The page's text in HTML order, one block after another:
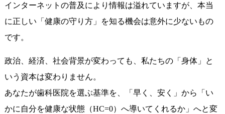
インターネットの普及により情報は溢れていますが、本当
に正しい「健康の守り方」を知る機会は意外に少ないもの
です。
政治、経済、社会背景が変わっても、私たちの「身体」と
いう資本は変わりません。
あなたが歯科医院を選ぶ基準を、「早く、安く」から「い
かに自分を健康な状態（HC=0）へ導いてくれるか」へと変